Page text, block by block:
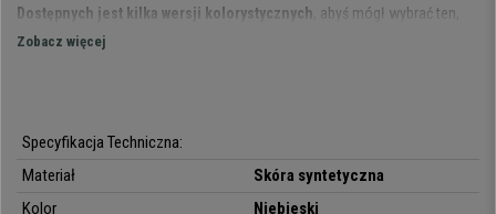
Dostępnych jest kilka wersji kolorystycznych , abyś mógł wybrać ten,
który najbardziej Ci odpowiada i najlepiej wpisuje się w Twoje gusta.
naprawdę wygodne, a wypełnienie wysokiej jakości zapewnia miękkość z
jednoczesną wytrzymałością na nacisk, chroniącą przed nadmiernym
Zobacz więcej
Specyfikacja Techniczna:
Materiał
Skóra syntetyczna
Kolor
Niebieski